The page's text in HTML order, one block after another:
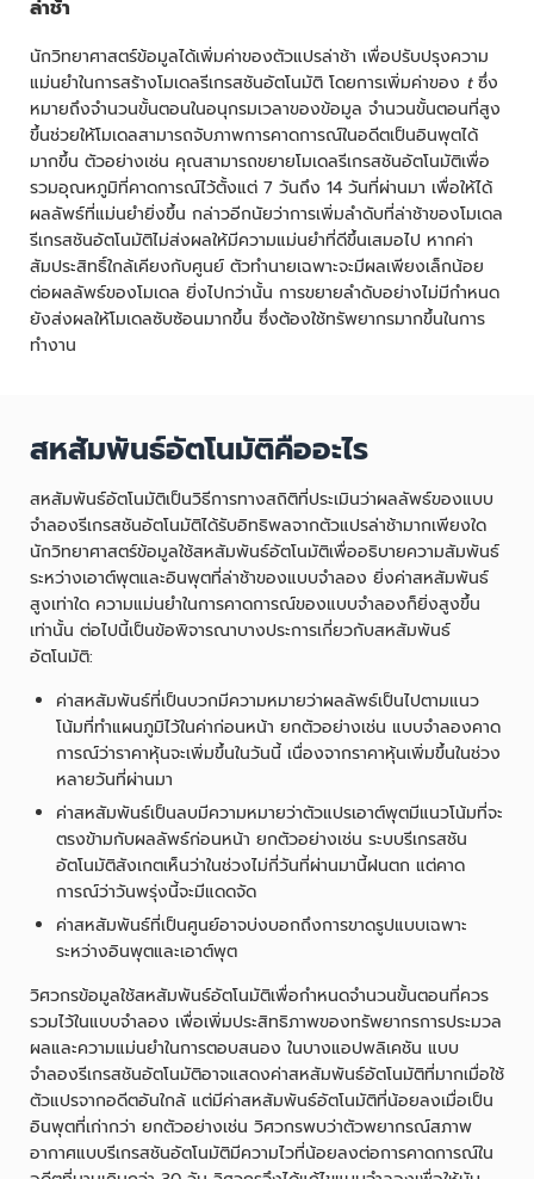
ล่าช้า
นักวิทยาศาสตร์ข้อมูลได้เพิ่มค่าของตัวแปรล่าช้า เพื่อปรับปรุงความ
แม่นยำในการสร้างโมเดลรีเกรสชันอัตโนมัติ โดยการเพิ่มค่าของ tซึ่ง
หมายถึงจำนวนขั้นตอนในอนุกรมเวลาของข้อมูล จำนวนขั้นตอนที่สูง
ขึ้นช่วยให้โมเดลสามารถจับภาพการคาดการณ์ในอดีตเป็นอินพุตได้
มากขึ้น ตัวอย่างเช่น คุณสามารถขยายโมเดลรีเกรสชันอัตโนมัติเพื่อ
รวมอุณหภูมิที่คาดการณ์ไว้ตั้งแต่ 7 วันถึง 14 วันที่ผ่านมา เพื่อให้ได้
ผลลัพธ์ที่แม่นยำยิ่งขึ้น กล่าวอีกนัยว่าการเพิ่มลำดับที่ล่าช้าของโมเดล
รีเกรสชันอัตโนมัติไม่ส่งผลให้มีความแม่นยำที่ดีขึ้นเสมอไป หากค่า
สัมประสิทธิ์ใกล้เคียงกับศูนย์ ตัวทำนายเฉพาะจะมีผลเพียงเล็กน้อย
ต่อผลลัพธ์ของโมเดล ยิ่งไปกว่านั้น การขยายลำดับอย่างไม่มีกำหนด
ยังส่งผลให้โมเดลซับซ้อนมากขึ้น ซึ่งต้องใช้ทรัพยากรมากขึ้นในการ
ทำงาน
สหสัมพันธ์อัตโนมัติคืออะไร
สหสัมพันธ์อัตโนมัติเป็นวิธีการทางสถิติที่ประเมินว่าผลลัพธ์ของแบบ
จำลองรีเกรสชันอัตโนมัติได้รับอิทธิพลจากตัวแปรล่าช้ามากเพียงใด
นักวิทยาศาสตร์ข้อมูลใช้สหสัมพันธ์อัตโนมัติเพื่ออธิบายความสัมพันธ์
ระหว่างเอาต์พุตและอินพุตที่ล่าช้าของแบบจำลอง ยิ่งค่าสหสัมพันธ์
สูงเท่าใด ความแม่นยำในการคาดการณ์ของแบบจำลองก็ยิ่งสูงขึ้น
เท่านั้น ต่อไปนี้เป็นข้อพิจารณาบางประการเกี่ยวกับสหสัมพันธ์
อัตโนมัติ:
ค่าสหสัมพันธ์ที่เป็นบวกมีความหมายว่าผลลัพธ์เป็นไปตามแนว
โน้มที่ทำแผนภูมิไว้ในค่าก่อนหน้า ยกตัวอย่างเช่น แบบจำลองคาด
การณ์ว่าราคาหุ้นจะเพิ่มขึ้นในวันนี้ เนื่องจากราคาหุ้นเพิ่มขึ้นในช่วง
หลายวันที่ผ่านมา
ค่าสหสัมพันธ์เป็นลบมีความหมายว่าตัวแปรเอาต์พุตมีแนวโน้มที่จะ
ตรงข้ามกับผลลัพธ์ก่อนหน้า ยกตัวอย่างเช่น ระบบรีเกรสชัน
อัตโนมัติสังเกตเห็นว่าในช่วงไม่กี่วันที่ผ่านมานี้ฝนตก แต่คาด
การณ์ว่าวันพรุ่งนี้จะมีแดดจัด
ค่าสหสัมพันธ์ที่เป็นศูนย์อาจบ่งบอกถึงการขาดรูปแบบเฉพาะ
ระหว่างอินพุตและเอาต์พุต
วิศวกรข้อมูลใช้สหสัมพันธ์อัตโนมัติเพื่อกำหนดจำนวนขั้นตอนที่ควร
รวมไว้ในแบบจำลอง เพื่อเพิ่มประสิทธิภาพของทรัพยากรการประมวล
ผลและความแม่นยำในการตอบสนอง ในบางแอปพลิเคชัน แบบ
จำลองรีเกรสชันอัตโนมัติอาจแสดงค่าสหสัมพันธ์อัตโนมัติที่มากเมื่อใช้
ตัวแปรจากอดีตอันใกล้ แต่มีค่าสหสัมพันธ์อัตโนมัติที่น้อยลงเมื่อเป็น
อินพุตที่เก่ากว่า ยกตัวอย่างเช่น วิศวกรพบว่าตัวพยากรณ์สภาพ
อากาศแบบรีเกรสชันอัตโนมัติมีความไวที่น้อยลงต่อการคาดการณ์ใน